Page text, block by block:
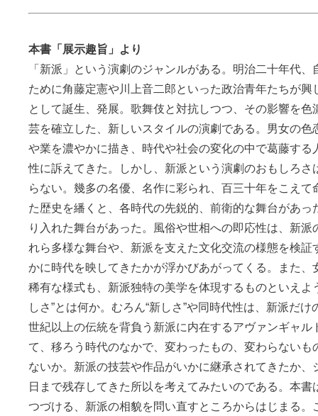
本書「展示趣旨」より
「新派」という演劇のジャンルがある。明治二十年代
ために角藤定憲や川上音二郎といった政治青年たちが興
として誕生、発展。歌舞伎と対抗しつつ、その影響を色
芸を確立した、新しいスタイルの演劇である。男女の
や業を濃やかに描き、時代や社会の変化の中で葛藤する
性に訴えてきた。しかし、新派という演劇のおもしろさ
らない。幾多の名優、名作に彩られ、百三十年をこえて
た歴史を繙くと、各時代の先鋭的、前衛的な舞台があっ
り入れた舞台があった。風俗や世相への即応性は、新派
れら多様な舞台や、新派を支えた文化交流の様態を検証
かに時代を映してきたかが浮かびあがってくる。また、
稀有な様式も、新派独特の美学を体現するものといえよ
しさ”とは何か。むろん“新しさ”や同時代性は、新派だ
世紀以上の伝統を背負う新派に内在するアヴァンギャル
て、移ろう時代のなかで、変わったもの、変わらないも
ないか。新派の技芸や作品がいかに継承されてきたか、
日まで残存してきた所以を考えてみたいのである。本書
つづける、新派の相貌を問い直すところからはじまる。